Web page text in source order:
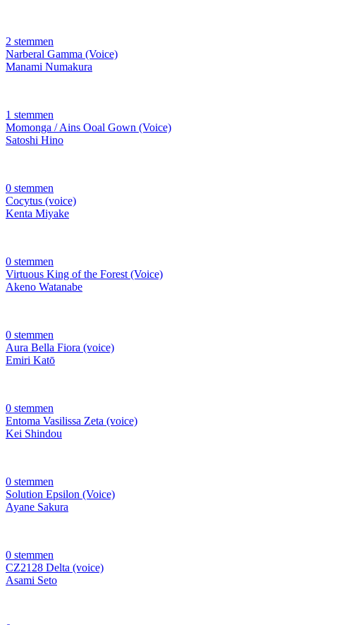
2 stemmen
Narberal Gamma (Voice)
Manami Numakura
1 stemmen
Momonga / Ains Ooal Gown (Voice)
Satoshi Hino
0 stemmen
Cocytus (voice)
Kenta Miyake
0 stemmen
Virtuous King of the Forest (Voice)
Akeno Watanabe
0 stemmen
Aura Bella Fiora (voice)
Emiri Katō
0 stemmen
Entoma Vasilissa Zeta (voice)
Kei Shindou
0 stemmen
Solution Epsilon (Voice)
Ayane Sakura
0 stemmen
CZ2128 Delta (voice)
Asami Seto